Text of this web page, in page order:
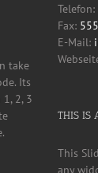
take
Its
2, 3
Telefon:
Fax:
E-Mail:
THIS IS
This
any